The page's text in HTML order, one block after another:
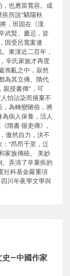
也應當寬容。成
所說“驕陽秋
，班固在《漢
武賢、慶忌，皆
因受呂寬案連
東漢近二百年，
辛氏家族才再度
喪亂之中，寂然
為其立傳。隋代
親授書傳”，可
怕沾染而擯棄不
為轉變陋俗，將
病人保養，活人
隋書·循吏傳》。
傲然自力，決不
“昂昂千里，泛
家族傳統。 美妙
弄清了辛棄疾的
社科基金嚴重項
川年夜學文學與
史–中國作家